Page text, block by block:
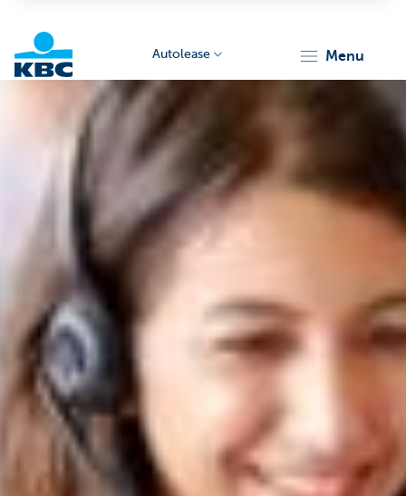
Autolease menu